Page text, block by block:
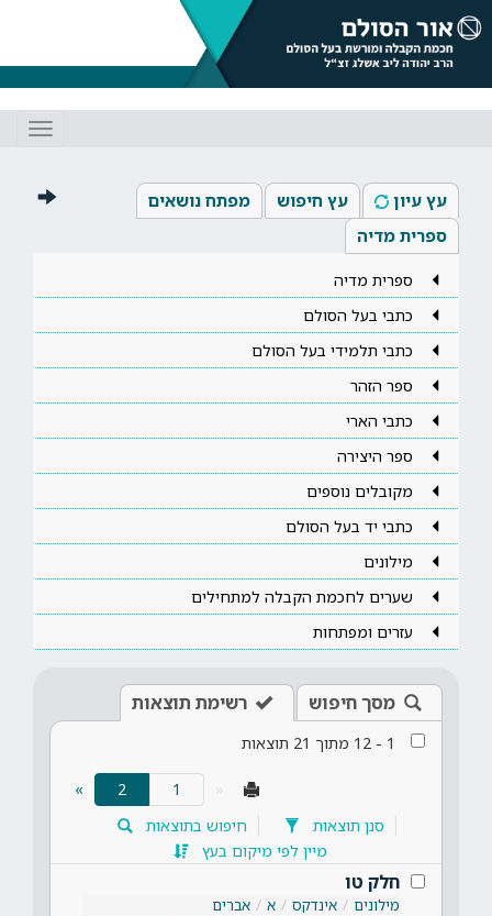
עץ עיון עץ חיפוש
מפתח נושאים
ספרית מדיה
ספרית מדיה
כתבי בעל הסולם
כתבי תלמידי בעל הסולם
ספר הזהר
כתבי הארי
ספר היצירה
מקובלים נוספים
כתבי יד בעל הסולם
מילונים
שערים לחכמת הקבלה למתחילים
עזרים ומפתחות
מסך חיפוש רשימת תוצאות
1
-
12 מתוך 21 תוצאות
2
»
סנן תוצאות
חיפוש בתוצאות
מיין לפי מיקום בעץ
חלק טו
מילונים אינדקס א
אברים